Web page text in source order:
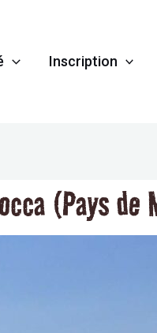
Inscription
(Pays de